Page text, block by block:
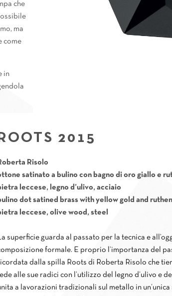
che
ma
come
in
ROOTS 2015
Risolo
satinato a bulino con bagno di oro giallo e
leccese, legno d’ulivo, acciaio
dot satined brass with yellow gold and
leccese, olive wood, steel
superficie guarda al passato per la tecnica e
formale. E proprio l’importanza del
dalla spilla Roots di Roberta Risolo che
alle sue radici con l’utilizzo del legno d’ulivo e
a lavorazioni tradizionali sul metallo in un’unica